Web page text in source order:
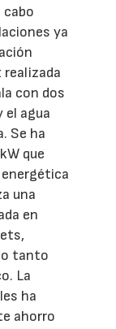
cabo
ya
realizada
con dos
el agua
Se ha
que
una
en
tanto
La
ha
ahorro